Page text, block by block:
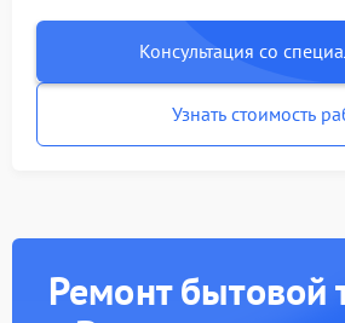
Консультация со
Узнать стоимость
Ремонт бытовой